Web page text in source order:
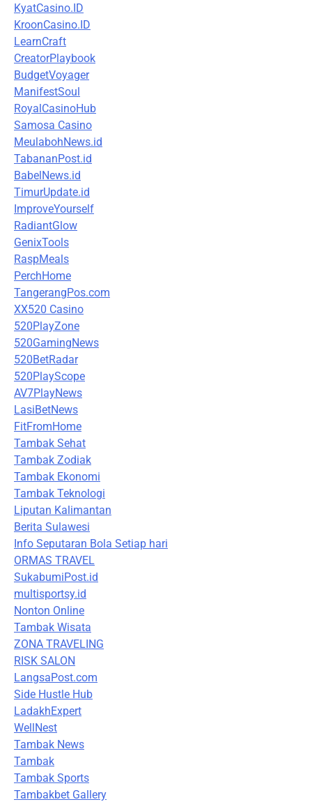
KyatCasino.ID
KroonCasino.ID
LearnCraft
CreatorPlaybook
BudgetVoyager
ManifestSoul
RoyalCasinoHub
Samosa Casino
MeulabohNews.id
TabananPost.id
BabelNews.id
TimurUpdate.id
ImproveYourself
RadiantGlow
GenixTools
RaspMeals
PerchHome
TangerangPos.com
XX520 Casino
520PlayZone
520GamingNews
520BetRadar
520PlayScope
AV7PlayNews
LasiBetNews
FitFromHome
Tambak Sehat
Tambak Zodiak
Tambak Ekonomi
Tambak Teknologi
Liputan Kalimantan
Berita Sulawesi
Info Seputaran Bola Setiap hari
ORMAS TRAVEL
SukabumiPost.id
multisportsy.id
Nonton Online
Tambak Wisata
ZONA TRAVELING
RISK SALON
LangsaPost.com
Side Hustle Hub
LadakhExpert
WellNest
Tambak News
Tambak
Tambak Sports
Tambakbet Gallery